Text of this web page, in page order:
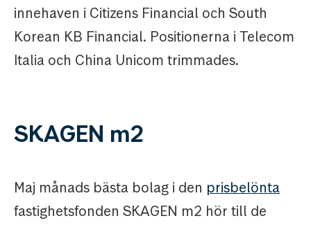
innehaven i Citizens Financial och South
Korean KB Financial. Positionerna i Telecom
Italia och China Unicom trimmades.
SKAGEN m2
Maj månads bästa bolag i den prisbelönta
fastighetsfonden SKAGEN m2 hör till de